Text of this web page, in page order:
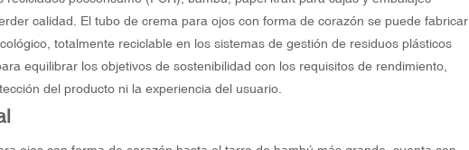
calidad. El tubo de crema para ojos con forma de corazón se puede fabricar
totalmente reciclable en los sistemas de gestión de residuos plásticos
equilibrar los objetivos de sostenibilidad con los requisitos de rendimiento,
del producto ni la experiencia del usuario.